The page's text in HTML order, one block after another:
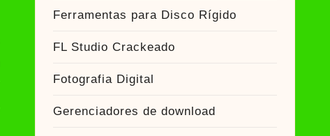
Ferramentas para Disco Rígido
FL Studio Crackeado
Fotografia Digital
Gerenciadores de download